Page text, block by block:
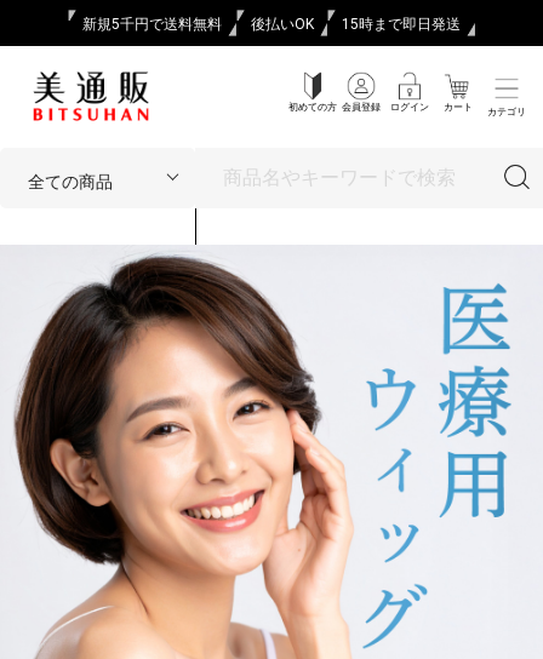
新規5千円で送料無料 後払いOK 15時まで即日発送
初めての方 会員登録 ログイン カート カテゴリ